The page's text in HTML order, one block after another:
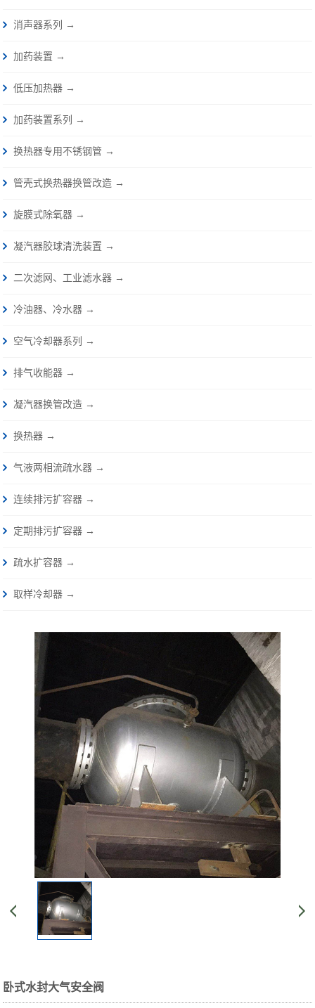
消声器系列 →
加药装置 →
低压加热器 →
加药装置系列 →
换热器专用不锈钢管 →
管壳式换热器换管改造 →
旋膜式除氧器 →
凝汽器胶球清洗装置 →
二次滤网、工业滤水器 →
冷油器、冷水器 →
空气冷却器系列 →
排气收能器 →
凝汽器换管改造 →
换热器 →
气液两相流疏水器 →
连续排污扩容器 →
定期排污扩容器 →
疏水扩容器 →
取样冷却器 →
卧式水封大气安全阀